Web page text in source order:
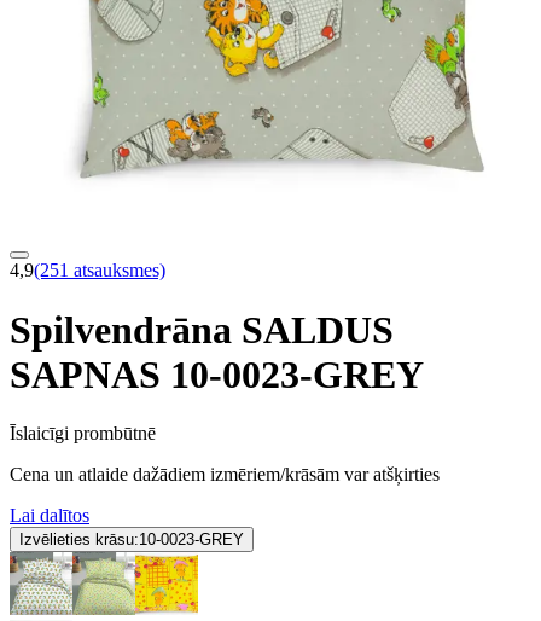
4,9(251 atsauksmes)
Spilvendrāna SALDUS
SAPNAS 10-0023-GREY
Īslaicīgi prombūtnē
Cena un atlaide dažādiem izmēriem/krāsām var atšķirties
Lai dalītos
Izvēlieties krāsu:10-0023-GREY